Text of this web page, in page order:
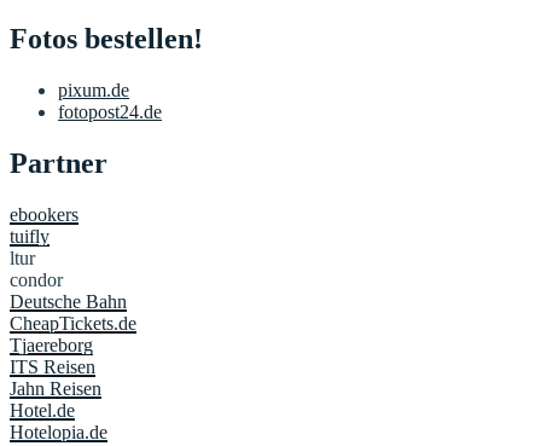
Fotos bestellen!
pixum.de
fotopost24.de
Partner
ebookers
tuifly
ltur
condor
Deutsche Bahn
CheapTickets.de
Tjaereborg
ITS Reisen
Jahn Reisen
Hotel.de
Hotelopia.de